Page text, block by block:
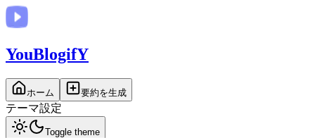
YouBlogifY
ホーム 要約を生成
テーマ設定
Toggle theme